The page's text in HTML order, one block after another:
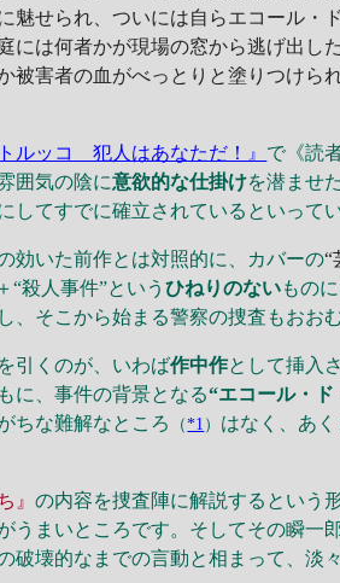
魅せられ、ついには自らエコール・
には何者かが現場の窓から逃げ出
被害者の血がべっとりと塗りつけら
ルッコ 犯人はあなただ！』 で《読
囲気の陰に意欲的な仕掛けを潜ませ
してすでに確立されているといって
効いた前作とは対照的に、カバーの“
“殺人事件”というひねりのないもの
、そこから始まる警察の捜査もおお
引くのが、いわば作中作として挿入
に、事件の背景となる“エコール・ド
ちな難解なところ
（*1 ） はなく、あ
』の内容を捜査陣に解説するという
うまいところです。そしてその瞬
破壊的なまでの言動と相まって、淡